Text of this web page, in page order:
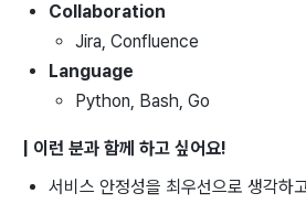
Collaboration
Jira, Confluence
Language
Python, Bash, Go
| 이런 분과 함께 하고 싶어요!
서비스 안정성을 최우선으로 생각하